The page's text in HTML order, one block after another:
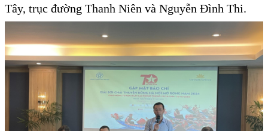
Tây, trục đường Thanh Niên và Nguyễn Đình Thi.